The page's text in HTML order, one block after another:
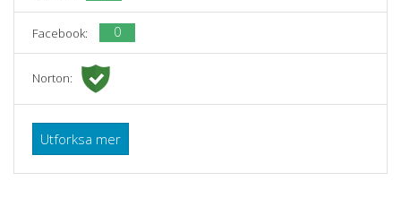
Facebook: 0
Norton:
Utforksa mer